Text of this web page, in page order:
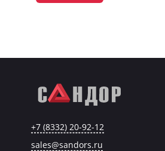
+7 (8332) 20-92-12
sales@sandors.ru